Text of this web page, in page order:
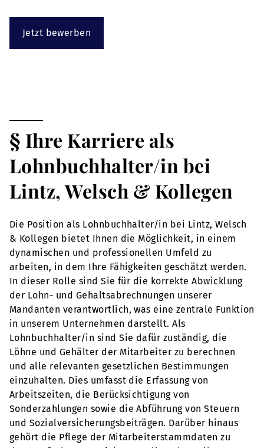
Jetzt bewerben
§ Ihre Karriere als
Lohnbuchhalter/in bei
Lintz, Welsch & Kollegen
Die Position als Lohnbuchhalter/in bei Lintz, Welsch
& Kollegen bietet Ihnen die Möglichkeit, in einem
dynamischen und professionellen Umfeld zu
arbeiten, in dem Ihre Fähigkeiten geschätzt werden.
In dieser Rolle sind Sie für die korrekte Abwicklung
der Lohn- und Gehaltsabrechnungen unserer
Mandanten verantwortlich, was eine zentrale Funktion
in unserem Unternehmen darstellt. Als
Lohnbuchhalter/in sind Sie dafür zuständig, die
Löhne und Gehälter der Mitarbeiter zu berechnen
und alle relevanten gesetzlichen Bestimmungen
einzuhalten. Dies umfasst die Erfassung von
Arbeitszeiten, die Berücksichtigung von
Sonderzahlungen sowie die Abführung von Steuern
und Sozialversicherungsbeiträgen. Darüber hinaus
gehört die Pflege der Mitarbeiterstammdaten zu